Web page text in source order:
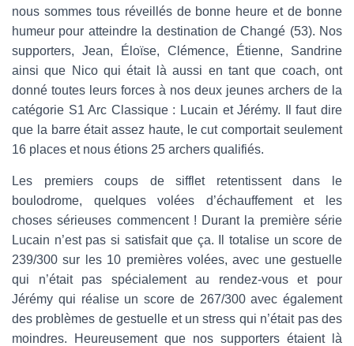
nous sommes tous réveillés de bonne heure et de bonne
humeur pour atteindre la destination de Changé (53). Nos
supporters, Jean, Éloïse, Clémence, Étienne, Sandrine
ainsi que Nico qui était là aussi en tant que coach, ont
donné toutes leurs forces à nos deux jeunes archers de la
catégorie S1 Arc Classique : Lucain et Jérémy. Il faut dire
que la barre était assez haute, le cut comportait seulement
16 places et nous étions 25 archers qualifiés.
Les premiers coups de sifflet retentissent dans le
boulodrome, quelques volées d’échauffement et les
choses sérieuses commencent ! Durant la première série
Lucain n’est pas si satisfait que ça. Il totalise un score de
239/300 sur les 10 premières volées, avec une gestuelle
qui n’était pas spécialement au rendez-vous et pour
Jérémy qui réalise un score de 267/300 avec également
des problèmes de gestuelle et un stress qui n’était pas des
moindres. Heureusement que nos supporters étaient là